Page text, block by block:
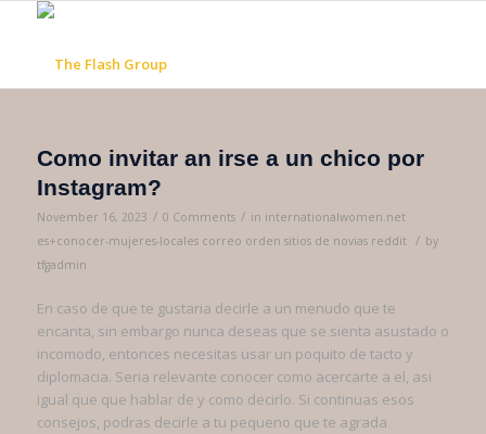
Como invitar an irse a un chico por
Instagram?
November 16, 2023 / 0 Comments / in internationalwomen.net
es+conocer-mujeres-locales correo orden sitios de novias reddit
/ by
tfgadmin
En caso de que te gustaria decirle a un menudo que te
encanta, sin embargo nunca deseas que se sienta asustado o
incomodo, entonces necesitas usar un poquito de tacto y
diplomacia. Seri­a relevante conocer como acercarte a el, asi
igual que que hablar de y como decirlo. Si continuas esos
consejos, podras decirle a tu pequeno que te agrada